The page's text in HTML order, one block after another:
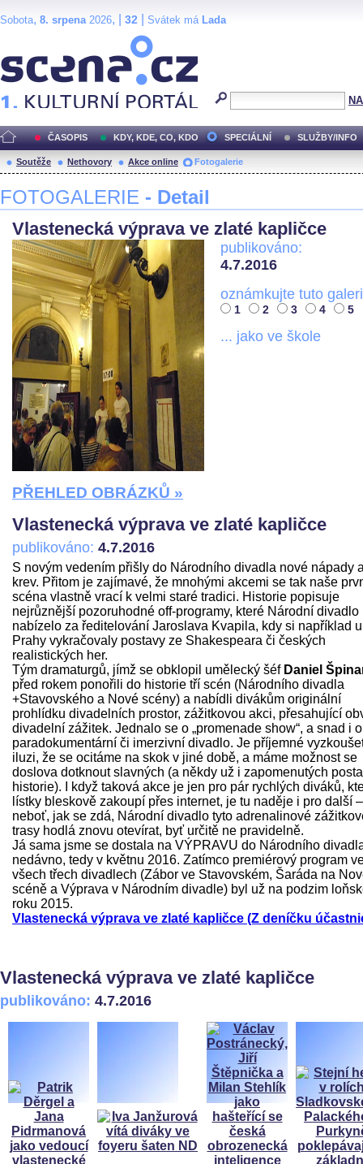
Sobota, 8. srpena2026, | 32 Svátek má Lada
ČASOPIS KDY, KDE, CO, KDO SPECIÁLNÍ SLUŽBY/INFO
Soutěže Nethovory Akce online Fotogalerie
FOTOGALERIE - Detail
Vlastenecká výprava ve zlaté kapličce
publikováno:
4.7.2016
oznámkujte tuto
1 2 3 4 5
... jako ve škole
PŘEHLED OBRÁZKŮ »
Vlastenecká výprava ve zlaté kapličce
publikováno: 4.7.2016
S novým vedením přišly do Národního divadla nové nápady
krev. Přitom je zajímavé, že mnohými akcemi se tak naše
scéna vlastně vrací k velmi staré tradici. Historie popisuje
nejrůznější pozoruhodné off-programy, které Národní divadlo
nabízelo za ředitelování Jaroslava Kvapila, kdy si například
Prahy vykračovaly postavy ze Shakespeara či českých
realistických her.
Tým dramaturgů, jímž se obklopil umělecký šéf Daniel
před rokem ponořili do historie tří scén (Národního divadla
+Stavovského a Nové scény) a nabídli divákům originální
prohlídku divadelních prostor, zážitkovou akci, přesahující
divadelní zážitek. Jednalo se o „promenade show“, a snad i o
paradokumentární či imerzivní divadlo. Je příjemné
iluzi, že se ocitáme na skok v jiné době, a máme možnost se
doslova dotknout slavných (a někdy už i zapomenutých
historie). I když taková akce je jen pro pár rychlých diváků,
lístky bleskově zakoupí přes internet, je tu naděje i pro další –
neboť, jak se zdá, Národní divadlo tyto adrenalinové
trasy hodlá znovu otevírat, byť určitě ne pravidelně.
Já sama jsme se dostala na VÝPRAVU do Národního
nedávno, tedy v květnu 2016. Zatímco premiérový program
všech třech divadlech (Zábor ve Stavovském, Šaráda na
scéně a Výprava v Národním divadle) byl už na podzim
roku 2015.
Vlastenecká výprava ve zlaté kapličce (Z deníčku
Vlastenecká výprava ve zlaté kapličce
publikováno: 4.7.2016